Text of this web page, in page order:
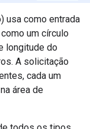
usa como entrada
um círculo
longitude do
A solicitação
cada um
na área de